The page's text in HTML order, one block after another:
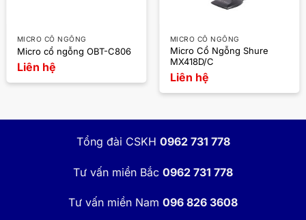
MICRO CỔ NGỖNG
Micro cổ ngỗng OBT-C806
Liên hệ
MICRO CỔ NGỖNG
Micro Cổ Ngỗng Shure
MX418D/C
Liên hệ
Tổng đài CSKH 0962 731 778
Tư vấn miền Bắc 0962 731 778
Tư vấn miền Nam 096 826 3608